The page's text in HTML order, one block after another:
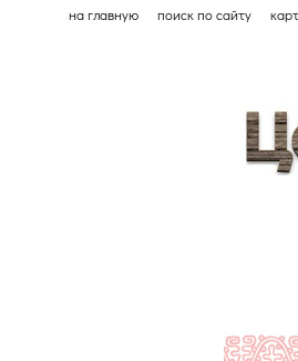
на главную поиск по сайту